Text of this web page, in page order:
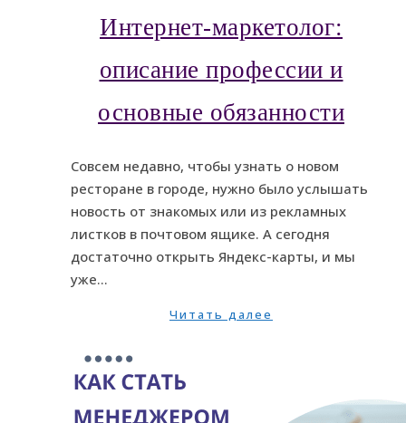
Интернет-маркетолог:
описание профессии и
основные обязанности
Cовсем недавно, чтобы узнать о новом
ресторане в городе, нужно было услышать
новость от знакомых или из рекламных
листков в почтовом ящике. А сегодня
достаточно открыть Яндекс-карты, и мы
уже…
Читать далее